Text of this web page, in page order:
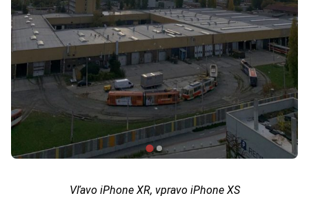
Vľavo iPhone XR, vpravo iPhone XS